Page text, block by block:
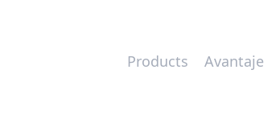
Products Avantaje